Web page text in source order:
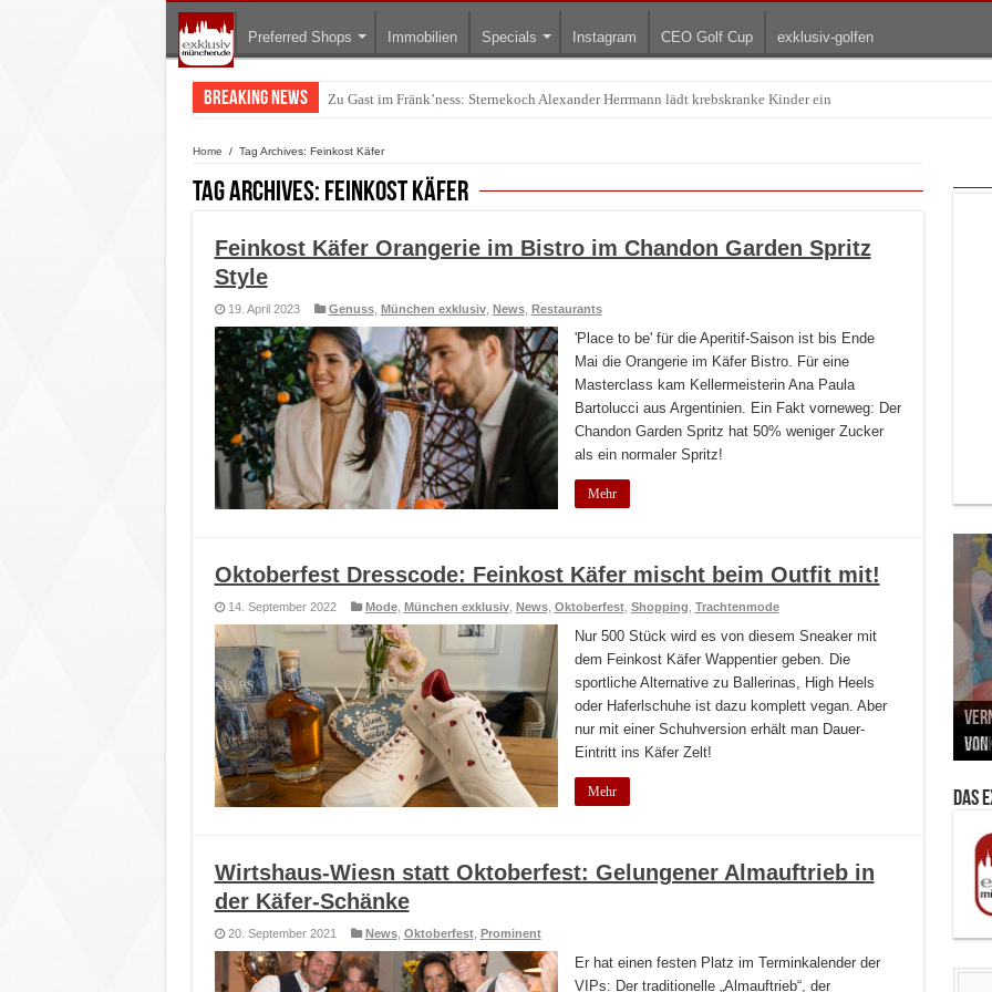
Preferred Shops Immobilien Specials Instagram CEO Golf Cup exklusiv-golfen
Breaking News Warum München gerade zum Treffpunkt der Lingerie-Branche wurde
Home / Tag Archives: Feinkost Käfer
Tag Archives: Feinkost Käfer
Feinkost Käfer Orangerie im Bistro im Chandon Garden Spritz
Style
19. April 2023 Genuss, München exklusiv, News, Restaurants
'Place to be' für die Aperitif-Saison ist bis Ende
Mai die Orangerie im Käfer Bistro. Für eine
Masterclass kam Kellermeisterin Ana Paula
Bartolucci aus Argentinien. Ein Fakt vorneweg: Der
Chandon Garden Spritz hat 50% weniger Zucker
als ein normaler Spritz!
Mehr
Oktoberfest Dresscode: Feinkost Käfer mischt beim Outfit mit!
14. September 2022 Mode, München exklusiv, News, Oktoberfest, Shopping Trachtenmode
Nur 500 Stück wird es von diesem Sneaker mit
dem Feinkost Käfer Wappentier geben. Die
sportliche Alternative zu Ballerinas, High Heels
oder Haferlschuhe ist dazu komplett vegan. Aber
nur mit einer Schuhversion erhält man Dauer-
Eintritt ins Käfer Zelt!
Mehr
Wirtshaus-Wiesn statt Oktoberfest: Gelungener Almauftrieb in
der Käfer-Schänke
20. September 2021 News, Oktoberfest, Prominent
Er hat einen festen Platz im Terminkalender der
VIPs: Der traditionelle „Almauftrieb“, der
Zu
Das